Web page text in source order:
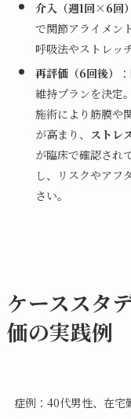
介入（週1回×6回）
で関節アライメン
呼吸法やストレッ
再評価（6回後）
維持プランを決定。
施術により筋膜や
が高まり、
ストレ
が臨床で確認され
し、リスクやアフ
さい。
ケーススタ
価の実践例
症例：40代男性、在宅